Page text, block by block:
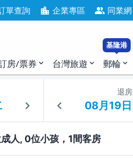
單查詢 location_city 企業專區 group 同業網
房/票券 expand_more 台灣旅遊 expand_more
基隆港
郵輪 expand_more
退房
人, 0位小孩，1間客房